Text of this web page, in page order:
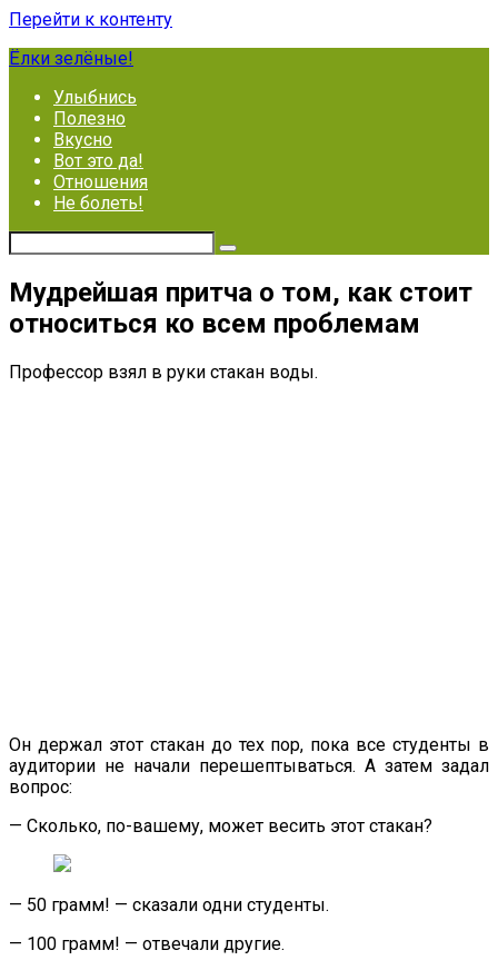
Перейти к контенту
Ёлки зелёные!
Улыбнись
Полезно
Вкусно
Вот это да!
Отношения
Не болеть!
Мудрейшая притча о том, как стоит
относиться ко всем проблемам
Профессор взял в руки стакан воды.
Он держал этот стакан до тех пор, пока все студенты в
аудитории не начали перешептываться. А затем задал
вопрос:
— Сколько, по-вашему, может весить этот стакан?
— 50 грамм! — сказали одни студенты.
— 100 грамм! — отвечали другие.